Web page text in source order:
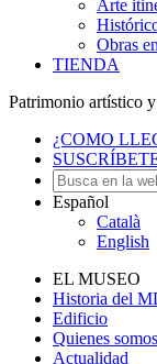
Arte
Obras
TIENDA
Patrimonio artístico
¿COMO
Español
Català
English
EL MUSEO
Historia del
Edificio
Quienes somos
Actualidad